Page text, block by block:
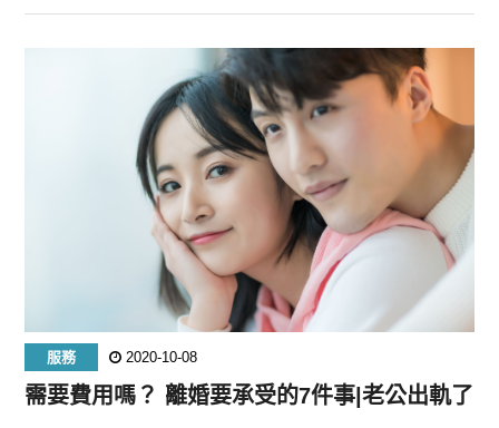
服務 2020-10-08
需要費用嗎？ 離婚要承受的7件事|老公出軌了